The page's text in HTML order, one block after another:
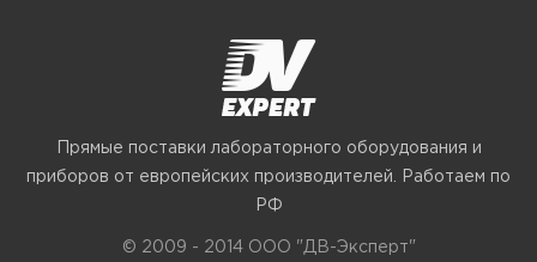
Прямые поставки лабораторного оборудования и
приборов от европейских производителей. Работаем по
РФ
© 2009 - 2014 ООО "ДВ-Эксперт"